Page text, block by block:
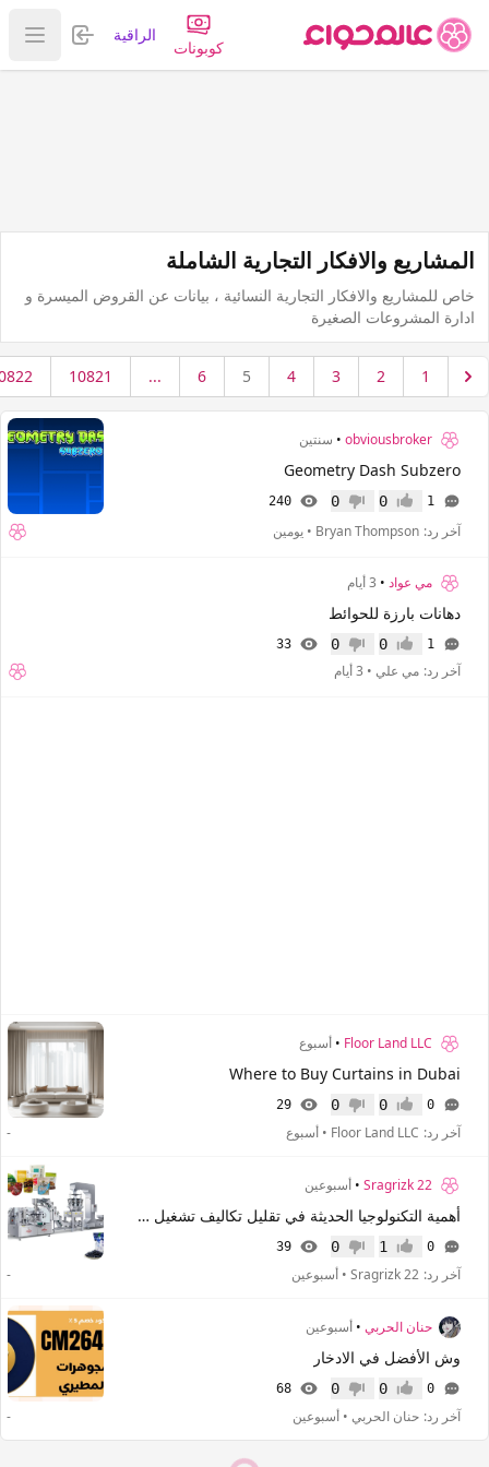
كوبونات
الراقية تسجيل
عرض
المشاريع والافكار التجارية الشاملة
خاص للمشاريع والافكار التجارية النسائية ، بيانات عن القروض الميسرة و
ادارة المشروعات الصغيرة
1
2
3
4
5
6
...
10821
obviousbroker
• سنتين
Geometry Dash Subzero
1 إعجاب0 عدم إعجاب
0
240
آخر رد: Bryan Thompson
• يومين
مي عواد • 3 أيام
دهانات بارزة للحوائط
1 إعجاب0 عدم إعجاب
0
33
آخر رد: مي علي • 3 أيام
Floor Land LLC
• أسبوع
Where to Buy Curtains in Dubai
0 إعجاب0 عدم إعجاب
0
29
آخر رد: Floor Land LLC
• أسبوع -
Sragrizk 22
• أسبوعين
أهمية التكنولوجيا الحديثة في تقليل تكاليف تشغيل المعدات
0 إعجاب1 عدم إعجاب
0
39
آخر رد: Sragrizk 22
• أسبوعين -
حنان الحربي • أسبوعين
وش الأفضل في الادخار
0 إعجاب0 عدم إعجاب
0
68
آخر رد: حنان الحربي • أسبوعين -